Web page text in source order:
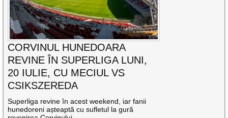
CORVINUL HUNEDOARA
REVINE ÎN SUPERLIGA LUNI,
20 IULIE, CU MECIUL VS
CSIKSZEREDA
Superliga revine în acest weekend, iar fanii
hunedoreni așteaptă cu sufletul la gură